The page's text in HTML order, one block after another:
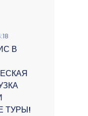
В
ТУРЫ!